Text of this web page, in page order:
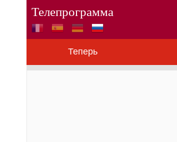
Телепрограмма
Теперь